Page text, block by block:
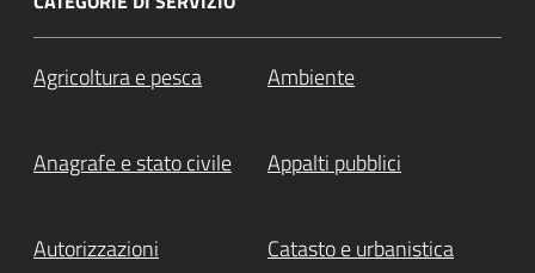
Agricoltura e pesca Ambiente
Anagrafe e stato civile Appalti pubblici
Autorizzazioni Catasto e urbanistica